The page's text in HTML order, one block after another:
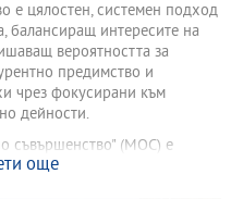
е цялостен, системен подход
балансиращ интересите на
вероятността за
предимство и
чрез фокусирани към
дейности.
съвършенство" (МОС) е
програма в България,
още